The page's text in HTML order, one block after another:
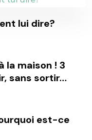
lui dire?
la maison ! 3
sans sortir…
est-ce